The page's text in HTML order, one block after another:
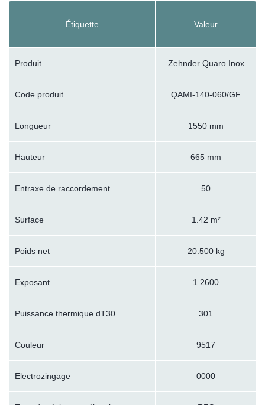
Étiquette Valeur
Produit Zehnder Quaro Inox
Code produit QAMI-140-060/GF
Longueur 1550 mm
Hauteur 665 mm
Entraxe de raccordement 50
Surface 1.42 m²
Poids net 20.500 kg
Exposant 1.2600
Puissance thermique dT30 301
Couleur 9517
Electrozingage 0000